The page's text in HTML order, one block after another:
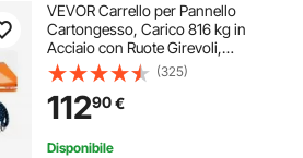
VEVOR Carrello per Pannello
Cartongesso, Carico 816 kg in
Acciaio con Ruote Girevoli,
Durevole e di Lunga durata, Carrello
con Cinghia di Fissaggio per
Compensato, Cartongesso, Vetro,
Arancione
(325)
11290€
Disponibile